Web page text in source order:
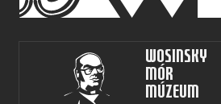
Wosinsky
Mór
Múzeum